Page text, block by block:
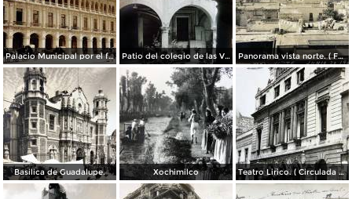
Palacio Municipal por el fotografo Hugo Brehme.. Patio del colegio de las Vizcainas por el fotografo Hugo Brehme. Panorama vista norte. ( Fechada el 20 de Junio de 1905 ).
Basilica de Guadalupe. Xochimilco Teatro Lirico. ( Circulada el 1 de Agosto de 1926 ).